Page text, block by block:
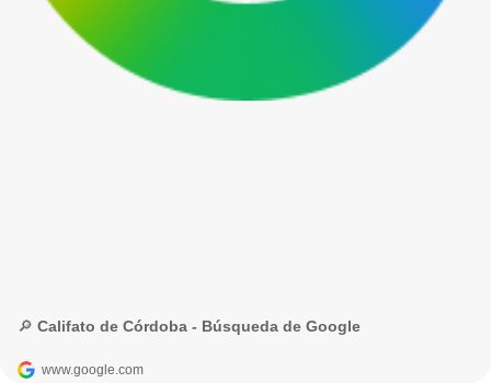
🔎 Califato de Córdoba - Búsqueda de Google
www.google.com